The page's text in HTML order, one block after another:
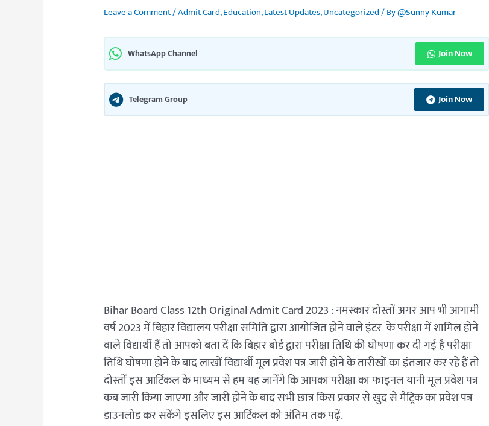
Leave a Comment/Admit Card,Education,Latest Updates,Uncategorized/ By@Sunny Kumar
WhatsApp Channel Join Now
Telegram Group Join Now
Bihar Board Class 12th Original Admit Card 2023 : नमस्कार दोस्तों अगर आप भी आगामी
वर्ष 2023 में बिहार विद्यालय परीक्षा समिति द्वारा आयोजित होने वाले इंटर के परीक्षा में शामिल होने
वाले विद्यार्थी हैं तो आपको बता दें कि बिहार बोर्ड द्वारा परीक्षा तिथि की घोषणा कर दी गई है परीक्षा
तिथि घोषणा होने के बाद लाखों विद्यार्थी मूल प्रवेश पत्र जारी होने के तारीखों का इंतजार कर रहे हैं तो
दोस्तों इस आर्टिकल के माध्यम से हम यह जानेंगे कि आपका परीक्षा का फाइनल यानी मूल प्रवेश पत्र
कब जारी किया जाएगा और जारी होने के बाद सभी छात्र किस प्रकार से खुद से मैट्रिक का प्रवेश पत्र
डाउनलोड कर सकेंगे इसलिए इस आर्टिकल को अंतिम तक पढ़ें.